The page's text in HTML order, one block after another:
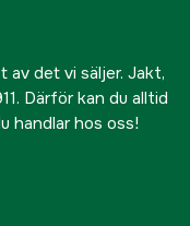
av det vi säljer. Jakt,
Därför kan du alltid
handlar hos oss!